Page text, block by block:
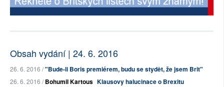
Obsah vydání | 24. 6. 2016
26. 6. 2016 /"Bude-li Boris premiérem, budu se stydět, že jsem Brit"
26. 6. 2016 /Bohumil Kartous Klausovy halucinace o Brexitu